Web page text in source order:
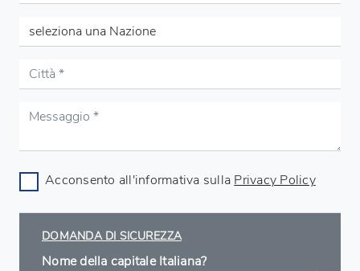
Acconsento all'informativa sulla Privacy Policy
DOMANDA DI SICUREZZA
Nome della capitale Italiana?